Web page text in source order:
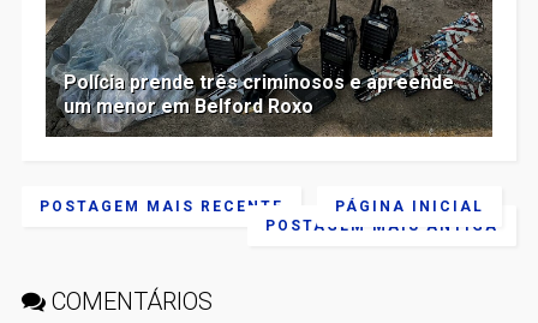
Polícia prende três criminosos e apreende
um menor em Belford Roxo
POSTAGEM MAIS RECENTE
POSTAGEM MAIS ANTIGA
PÁGINA INICIAL
COMENTÁRIOS